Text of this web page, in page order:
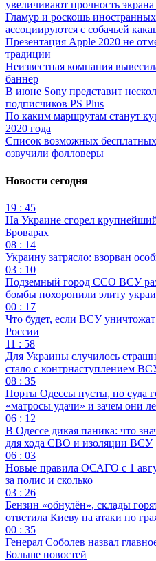
увеличивают прочность экрана
Гламур и роскошь
ассоциируются с собачьей
Презентация Apple 2020 не
традиции
Неизвестная компания
баннер
В июне Sony представит
подписчиков PS Plus
По каким маршрутам станут
2020 года
Список возможных
озвучили фолловеры
Новости сегодня
19 : 45
На Украине сгорел
Броварах
08 : 14
Украину затрясло: взорван
03 : 10
Подземный город ССО ВСУ
бомбы похоронили элиту
00 : 17
Что будет, если ВСУ
России
11 : 58
Для Украины случилось
стало с контрнаступлением
08 : 35
Порты Одессы пусты, но суда
«матросы удачи» и зачем они
06 : 12
В Одессе дикая паника: что
для хода СВО и изоляции ВСУ
06 : 03
Новые правила ОСАГО с 1
за полис и сколько
03 : 26
Бензин «обнулён», склады
ответила Киеву на атаки по
00 : 35
Генерал Соболев назвал
Больше новостей